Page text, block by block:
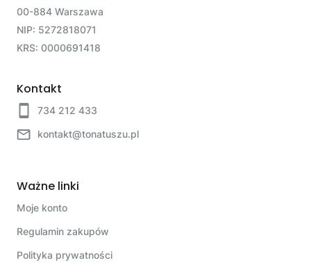
00-884 Warszawa
NIP: 5272818071
KRS: 0000691418
Kontakt
734 212 433
kontakt@tonatuszu.pl
Ważne linki
Moje konto
Regulamin zakupów
Polityka prywatności